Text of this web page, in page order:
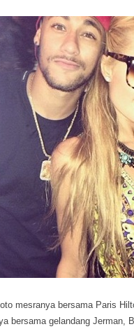
mesranya bersama Paris
bersama gelandang Jerman,